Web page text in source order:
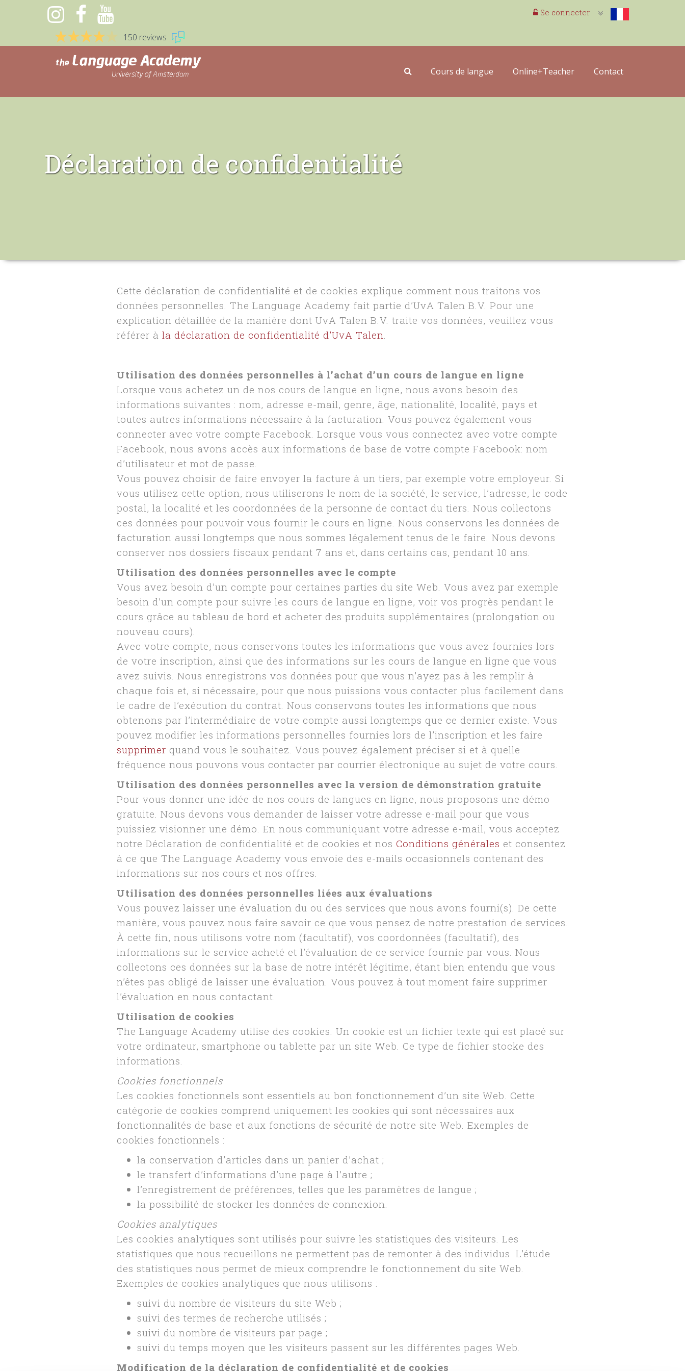
150 reviews
Se connecter
Cours de langue Online+Teacher Contact
Déclaration de confidentialité
Cette déclaration de confidentialité et de cookies explique comment nous traitons vos
données personnelles. The Language Academy fait partie d’UvA Talen B.V. Pour une
explication détaillée de la manière dont UvA Talen B.V. traite vos données, veuillez vous
référer à la déclaration de confidentialité d’UvA Talen.
Utilisation des données personnelles à l’achat d’un cours de langue en ligne
Lorsque vous achetez un de nos cours de langue en ligne, nous avons besoin des
informations suivantes : nom, adresse e-mail, genre, âge, nationalité, localité, pays et
toutes autres informations nécessaire à la facturation. Vous pouvez également vous
connecter avec votre compte Facebook. Lorsque vous vous connectez avec votre compte
Facebook, nous avons accès aux informations de base de votre compte Facebook: nom
d’utilisateur et mot de passe.
Vous pouvez choisir de faire envoyer la facture à un tiers, par exemple votre employeur. Si
vous utilisez cette option, nous utiliserons le nom de la société, le service, l’adresse, le code
postal, la localité et les coordonnées de la personne de contact du tiers. Nous collectons
ces données pour pouvoir vous fournir le cours en ligne. Nous conservons les données de
facturation aussi longtemps que nous sommes légalement tenus de le faire. Nous devons
conserver nos dossiers fiscaux pendant 7 ans et, dans certains cas, pendant 10 ans.
Utilisation des données personnelles avec le compte
Vous avez besoin d’un compte pour certaines parties du site Web. Vous avez par exemple
besoin d’un compte pour suivre les cours de langue en ligne, voir vos progrès pendant le
cours grâce au tableau de bord et acheter des produits supplémentaires (prolongation ou
nouveau cours).
Avec votre compte, nous conservons toutes les informations que vous avez fournies lors
de votre inscription, ainsi que des informations sur les cours de langue en ligne que vous
avez suivis. Nous enregistrons vos données pour que vous n’ayez pas à les remplir à
chaque fois et, si nécessaire, pour que nous puissions vous contacter plus facilement dans
le cadre de l’exécution du contrat. Nous conservons toutes les informations que nous
obtenons par l’intermédiaire de votre compte aussi longtemps que ce dernier existe. Vous
pouvez modifier les informations personnelles fournies lors de l’inscription et les faire
supprimer quand vous le souhaitez. Vous pouvez également préciser si et à quelle
fréquence nous pouvons vous contacter par courrier électronique au sujet de votre cours.
Utilisation des données personnelles avec la version de démonstration gratuite
Pour vous donner une idée de nos cours de langues en ligne, nous proposons une démo
gratuite. Nous devons vous demander de laisser votre adresse e-mail pour que vous
puissiez visionner une démo. En nous communiquant votre adresse e-mail, vous acceptez
notre Déclaration de confidentialité et de cookies et nos Conditions générales et consentez
à ce que The Language Academy vous envoie des e-mails occasionnels contenant des
informations sur nos cours et nos offres.
Utilisation des données personnelles liées aux évaluations
Vous pouvez laisser une évaluation du ou des services que nous avons fourni(s). De cette
manière, vous pouvez nous faire savoir ce que vous pensez de notre prestation de services.
À cette fin, nous utilisons votre nom (facultatif), vos coordonnées (facultatif), des
informations sur le service acheté et l’évaluation de ce service fournie par vous. Nous
collectons ces données sur la base de notre intérêt légitime, étant bien entendu que vous
n’êtes pas obligé de laisser une évaluation. Vous pouvez à tout moment faire supprimer
l’évaluation en nous contactant.
Utilisation de cookies
The Language Academy utilise des cookies. Un cookie est un fichier texte qui est placé sur
votre ordinateur, smartphone ou tablette par un site Web. Ce type de fichier stocke des
informations.
Cookies fonctionnels
Les cookies fonctionnels sont essentiels au bon fonctionnement d’un site Web. Cette
catégorie de cookies comprend uniquement les cookies qui sont nécessaires aux
fonctionnalités de base et aux fonctions de sécurité de notre site Web. Exemples de
cookies fonctionnels :
la conservation d’articles dans un panier d’achat ;
le transfert d’informations d’une page à l’autre ;
l’enregistrement de préférences, telles que les paramètres de langue ;
la possibilité de stocker les données de connexion.
Cookies analytiques
Les cookies analytiques sont utilisés pour suivre les statistiques des visiteurs. Les
statistiques que nous recueillons ne permettent pas de remonter à des individus. L’étude
des statistiques nous permet de mieux comprendre le fonctionnement du site Web.
Exemples de cookies analytiques que nous utilisons :
suivi du nombre de visiteurs du site Web ;
suivi des termes de recherche utilisés ;
suivi du nombre de visiteurs par page ;
suivi du temps moyen que les visiteurs passent sur les différentes pages Web.
Modification de la déclaration de confidentialité et de cookies